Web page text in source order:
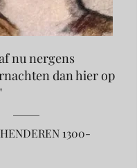
nu nergens
dan hier op
1300-